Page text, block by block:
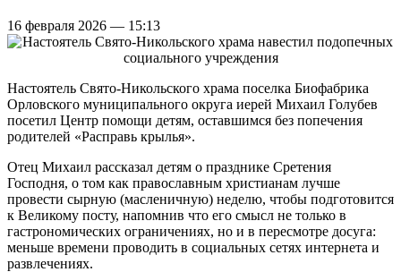
16 февраля 2026 — 15:13
Настоятель Свято-Никольского храма поселка Биофабрика
Орловского муниципального округа иерей Михаил Голубев
посетил Центр помощи детям, оставшимся без попечения
родителей «Расправь крылья».
Отец Михаил рассказал детям о празднике Сретения
Господня, о том как православным христианам лучше
провести сырную (масленичную) неделю, чтобы подготовится
к Великому посту, напомнив что его смысл не только в
гастрономических ограничениях, но и в пересмотре досуга:
меньше времени проводить в социальных сетях интернета и
развлечениях.